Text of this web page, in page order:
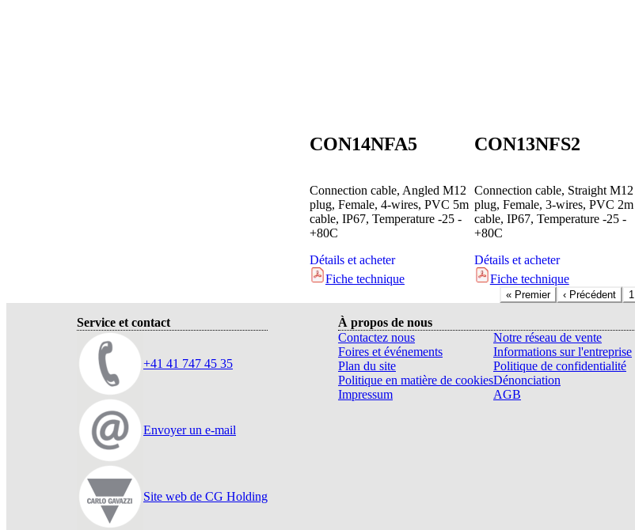
CON14NFA5
Connection cable, Angled M12
plug, Female, 4-wires, PVC 5m
cable, IP67, Temperature -25 -
+80C
Détails et acheter
Fiche technique
CON13NFS2
Connection cable, Straight M12
plug, Female, 3-wires, PVC 2m
cable, IP67, Temperature -25 -
+80C
Détails et acheter
Fiche technique
« Premier ‹ Précédent 1
Service et contact
+41 41 747 45 35
Envoyer un e-mail
Site web de CG Holding
À propos de nous
Contactez nous
Notre réseau de vente
Foires et événements
Informations sur l'entreprise
Plan du site
Politique de confidentialité
Politique en matière de cookiesDénonciation
Impressum
AGB